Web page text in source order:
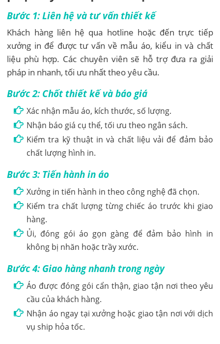
Bước 1: Liên hệ và tư vấn thiết kế
Khách hàng liên hệ qua hotline hoặc đến trực tiếp
xưởng in để được tư vấn về mẫu áo, kiểu in và chất
liệu phù hợp. Các chuyên viên sẽ hỗ trợ đưa ra giải
pháp in nhanh, tối ưu nhất theo yêu cầu.
Bước 2: Chốt thiết kế và báo giá
Xác nhận mẫu áo, kích thước, số lượng.
Nhận báo giá cụ thể, tối ưu theo ngân sách.
Kiểm tra kỹ thuật in và chất liệu vải để đảm bảo
chất lượng hình in.
Bước 3: Tiến hành in áo
Xưởng in tiến hành in theo công nghệ đã chọn.
Kiểm tra chất lượng từng chiếc áo trước khi giao
hàng.
Ủi, đóng gói áo gọn gàng để đảm bảo hình in
không bị nhăn hoặc trầy xước.
Bước 4: Giao hàng nhanh trong ngày
Áo được đóng gói cẩn thận, giao tận nơi theo yêu
cầu của khách hàng.
Nhận áo ngay tại xưởng hoặc giao tận nơi với dịch
vụ ship hỏa tốc.